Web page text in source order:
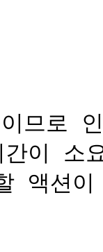
므로
이 소
액션